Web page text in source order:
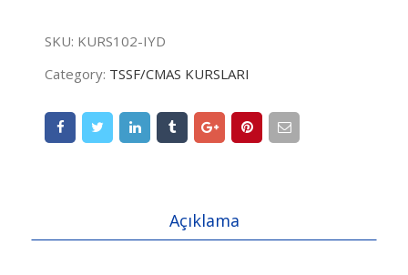
SKU: KURS102-IYD
Category: TSSF/CMAS KURSLARI
Açıklama